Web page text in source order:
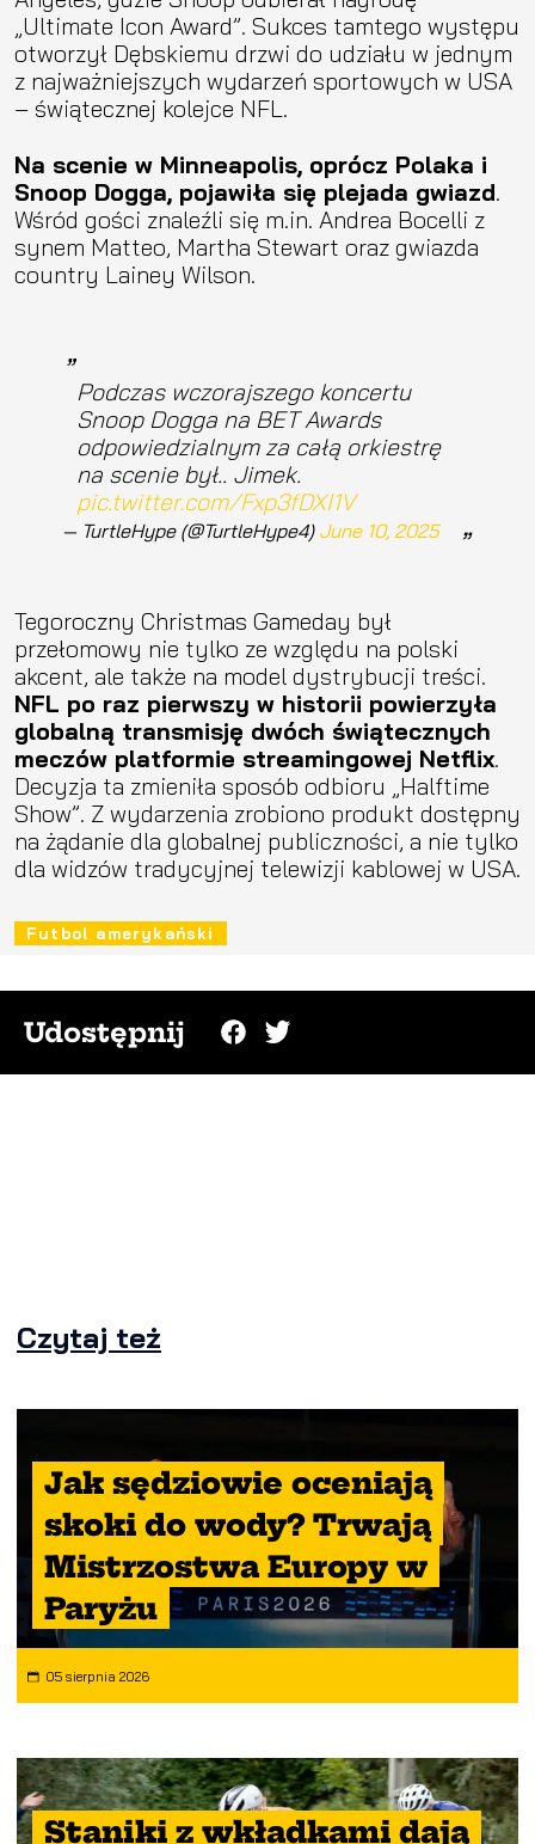
„Ultimate Icon Award”. Sukces tamtego występu
otworzył Dębskiemu drzwi do udziału w jednym
z najważniejszych wydarzeń sportowych w USA
– świątecznej kolejce NFL.
Na scenie w Minneapolis, oprócz Polaka i
Snoop Dogga, pojawiła się plejada gwiazd.
Wśród gości znaleźli się m.in. Andrea Bocelli z
synem Matteo, Martha Stewart oraz gwiazda
country Lainey Wilson.
Podczas wczorajszego koncertu
Snoop Dogga na BET Awards
odpowiedzialnym za całą orkiestrę
na scenie był.. Jimek.
pic.twitter.com/Fxp3fDXI1V
— TurtleHype (@TurtleHype4) June 10, 2025
Tegoroczny Christmas Gameday był
przełomowy nie tylko ze względu na polski
akcent, ale także na model dystrybucji treści.
NFL po raz pierwszy w historii powierzyła
globalną transmisję dwóch świątecznych
meczów platformie streamingowej Netflix.
Decyzja ta zmieniła sposób odbioru „Halftime
Show”. Z wydarzenia zrobiono produkt dostępny
na żądanie dla globalnej publiczności, a nie tylko
dla widzów tradycyjnej telewizji kablowej w USA.
Futbol amerykański
Udostępnij
Czytaj też
Jak sędziowie oceniają
skoki do wody? Trwają
Mistrzostwa Europy w
Paryżu
05 sierpnia 2026
Staniki z wkładkami dają